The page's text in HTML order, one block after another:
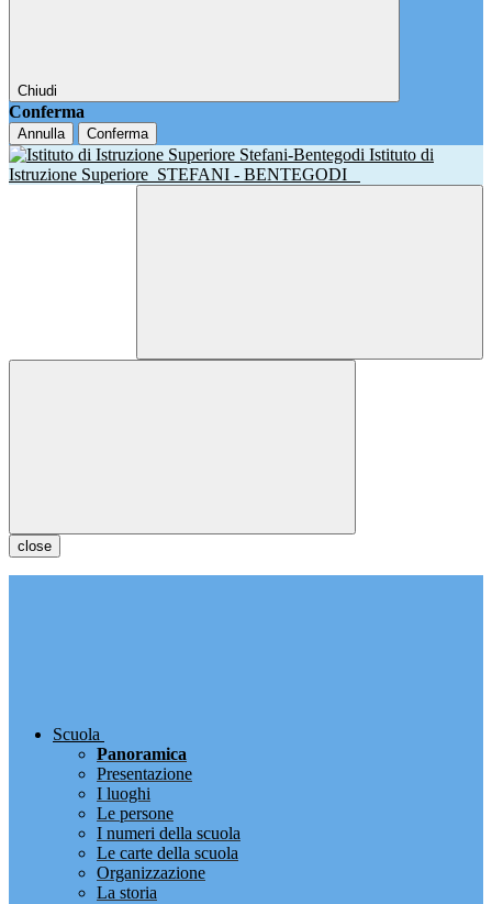
Chiudi
Conferma
Annulla Conferma
Istituto di
Istruzione Superiore STEFANI - BENTEGODI
close
Scuola
Panoramica
Presentazione
I luoghi
Le persone
I numeri della scuola
Le carte della scuola
Organizzazione
La storia